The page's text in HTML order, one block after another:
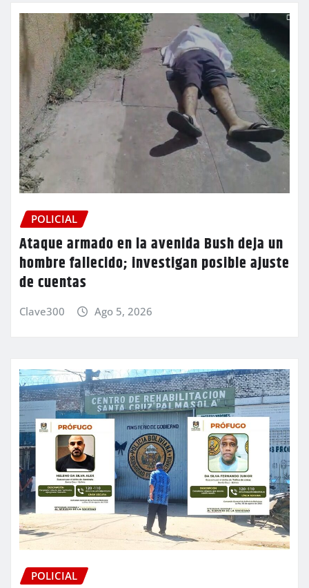
POLICIAL
Ataque armado en la avenida Bush deja un
hombre fallecido; investigan posible ajuste
de cuentas
Clave300 Ago 5, 2026
POLICIAL